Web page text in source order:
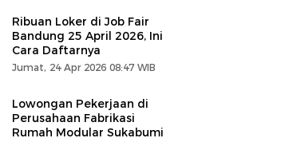
Ribuan Loker di Job Fair
Bandung 25 April 2026, Ini
Cara Daftarnya
Jumat, 24 Apr 2026 08:47 WIB
Lowongan Pekerjaan di
Perusahaan Fabrikasi
Rumah Modular Sukabumi